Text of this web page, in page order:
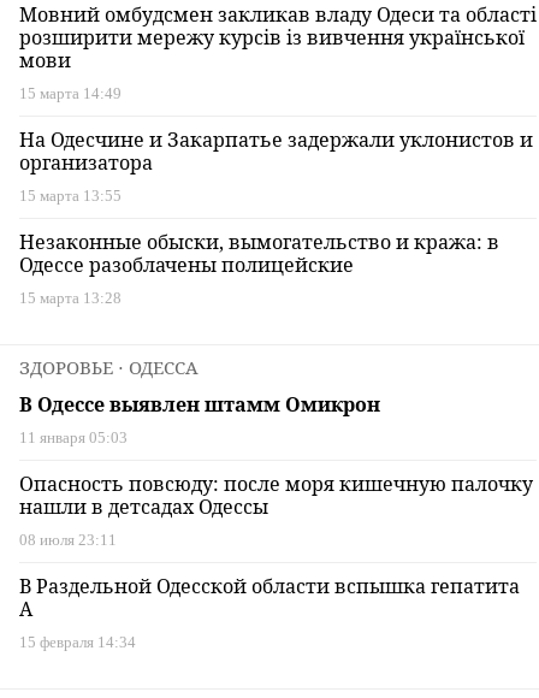
Мовний омбудсмен закликав владу Одеси та області
розширити мережу курсів із вивчення української
мови
15 марта 14:49
На Одесчине и Закарпатье задержали уклонистов и
организатора
15 марта 13:55
Незаконные обыски, вымогательство и кража: в
Одессе разоблачены полицейские
15 марта 13:28
ЗДОРОВЬЕ ⋅ ОДЕССА
В Одессе выявлен штамм Омикрон
11 января 05:03
Опасность повсюду: после моря кишечную палочку
нашли в детсадах Одессы
08 июля 23:11
В Раздельной Одесской области вспышка гепатита
А
15 февраля 14:34